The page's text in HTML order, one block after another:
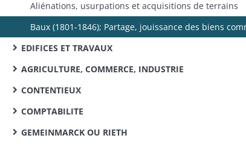
Aliénations, usurpations et acquisitions de terrains
EDIFICES ET TRAVAUX
AGRICULTURE, COMMERCE, INDUSTRIE
CONTENTIEUX
COMPTABILITE
GEMEINMARCK OU RIETH